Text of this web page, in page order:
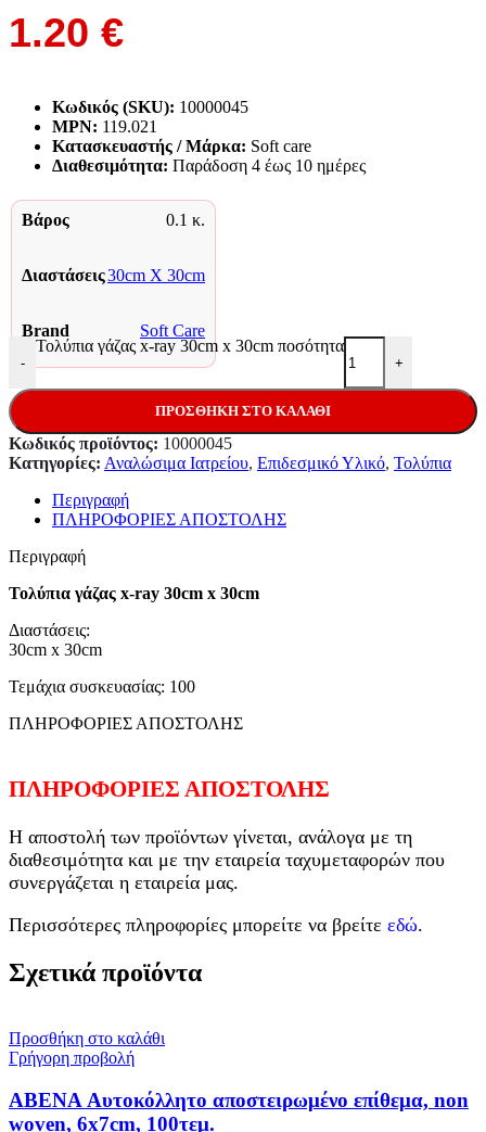
1.20 €
Κωδικός (SKU): 10000045
MPN: 119.021
Κατασκευαστής / Μάρκα: Soft care
Διαθεσιμότητα: Παράδoση 4 έως 10 ημέρες
Βάρος 0.1 κ.
Διαστάσεις30cm X 30cm
Brand Soft Care
-
Τολύπια γάζας x-ray 30cm x 30cm ποσότητα
+
ΠΡΟΣΘΉΚΗ ΣΤΟ ΚΑΛΆΘΙ
Κωδικός προϊόντος: 10000045
Κατηγορίες: Αναλώσιμα Ιατρείου, Επιδεσμικό Υλικό, Τολύπια
Περιγραφή
ΠΛΗΡΟΦΟΡΙΕΣ ΑΠΟΣΤΟΛΗΣ
Περιγραφή
Τολύπια γάζας x-ray 30cm x 30cm
Διαστάσεις:
30cm x 30cm
Τεμάχια συσκευασίας: 100
ΠΛΗΡΟΦΟΡΙΕΣ ΑΠΟΣΤΟΛΗΣ
ΠΛΗΡΟΦΟΡΙΕΣ ΑΠΟΣΤΟΛΗΣ
Η αποστολή των προϊόντων γίνεται, ανάλογα με τη
διαθεσιμότητα και με την εταιρεία ταχυμεταφορών που
συνεργάζεται η εταιρεία μας.
Περισσότερες πληροφορίες μπορείτε να βρείτε εδώ.
Σχετικά προϊόντα
Προσθήκη στο καλάθι
Γρήγορη προβολή
ABENA Αυτοκόλλητο αποστειρωμένο επίθεμα, non
woven, 6x7cm, 100τεμ.